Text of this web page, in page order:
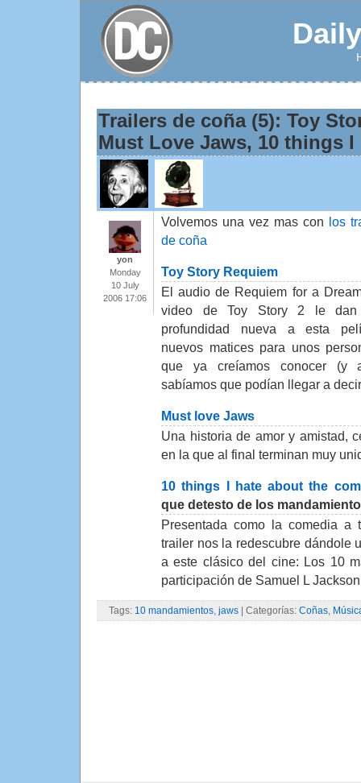
Trailers de coña (5): Toy
Must Love Jaws, 10 things
yon
Monday
10 July
2006 17:06
Volvemos una vez mas con los
de coña
Toy Story Requiem
El audio de Requiem for a
video de Toy Story 2 le dan
profundidad nueva a esta
nuevos matices para unos
que ya creíamos conocer (y
sabíamos que podían llegar a
Must love Jaws
Una historia de amor y amistad,
en la que al final terminan muy
10 things I hate about the
que detesto de los
Presentada como la comedia a
trailer nos la redescubre dándole
a este clásico del cine: Los 10
participación de Samuel L
Tags: 10 mandamientos jaws | Categorías: Coñas